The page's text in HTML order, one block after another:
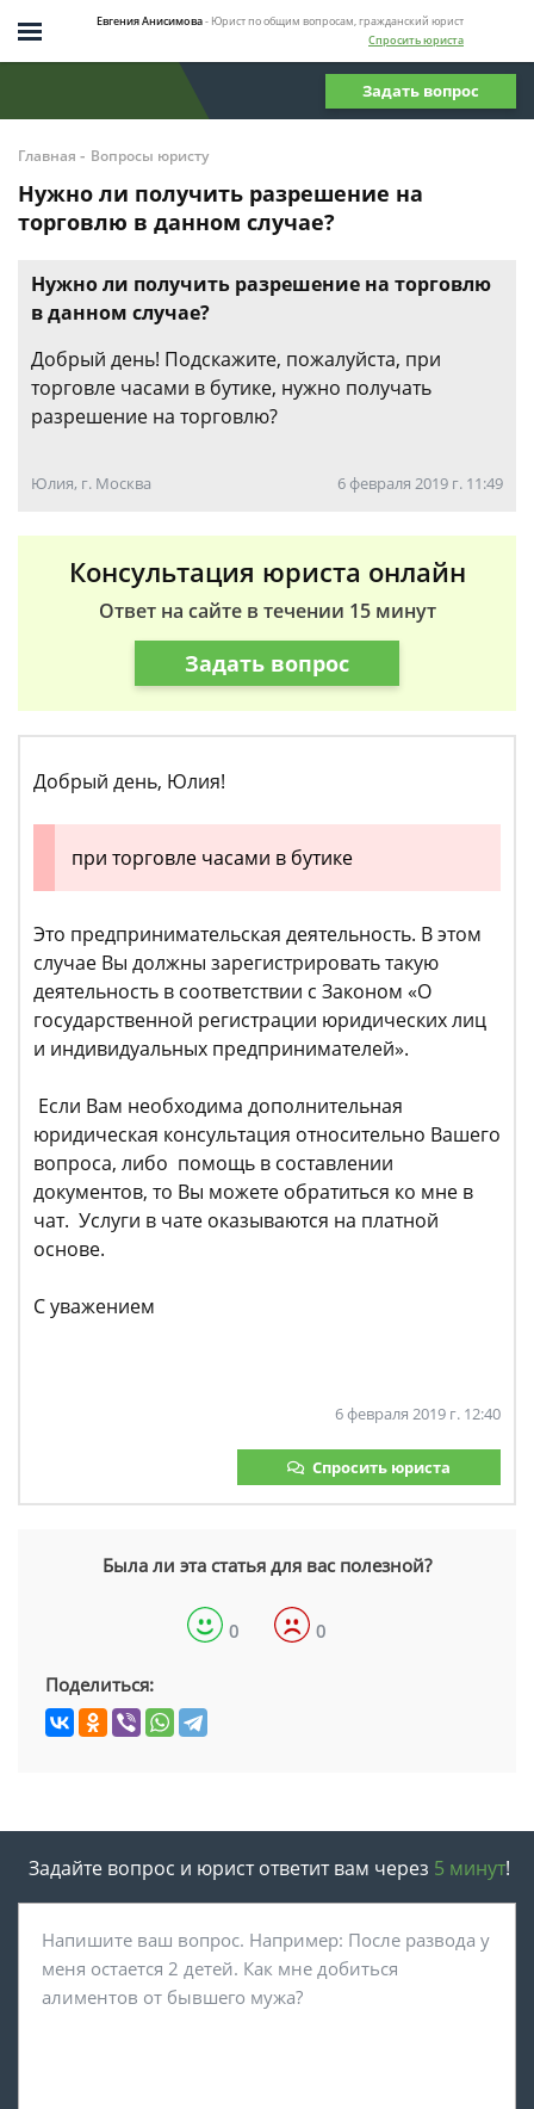
Евгения Анисимова- Юрист по общим вопросам, гражданский юрист
Спросить юриста
Задать вопрос
Главная - Вопросы юристу
Нужно ли получить разрешение на
торговлю в данном случае?
Нужно ли получить разрешение на торговлю
в данном случае?
Добрый день! Подскажите, пожалуйста, при
торговле часами в бутике, нужно получать
разрешение на торговлю?
Юлия, г. Москва 6 февраля 2019 г. 11:49
Консультация юриста онлайн
Ответ на сайте в течении 15 минут
Задать вопрос
Добрый день, Юлия!
при торговле часами в бутике
Это предпринимательская деятельность. В этом
случае Вы должны зарегистрировать такую
деятельность в соответствии с Законом «О
государственной регистрации юридических лиц
и индивидуальных предпринимателей».
Если Вам необходима дополнительная
юридическая консультация относительно Вашего
вопроса, либо помощь в составлении
документов, то Вы можете обратиться ко мне в
чат. Услуги в чате оказываются на платной
основе.
С уважением
6 февраля 2019 г. 12:40
Спросить юриста
Была ли эта статья для вас полезной?
0 0
Поделиться:
Задайте вопрос и юрист ответит вам через 5 минут!